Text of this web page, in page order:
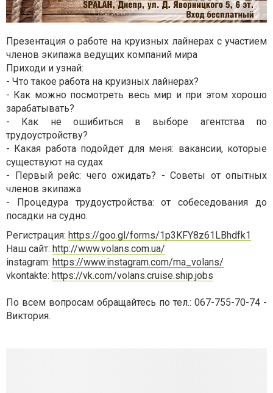
Презентация о работе на круизных лайнерах с участием
членов экипажа ведущих компаний мира
Приходи и узнай:
- Что такое работа на круизных лайнерах?
- Как можно посмотреть весь мир и при этом хорошо
зарабатывать?
- Как не ошибиться в выборе агентства по
трудоустройству?
- Какая работа подойдет для меня: вакансии, которые
существуют на судах
- Первый рейс: чего ожидать? - Советы от опытных
членов экипажа
- Процедура трудоустройства: от собеседования до
посадки на судно.
Регистрация: https://goo.gl/forms/1p3KFY8z61LBhdfk1
Наш сайт: http://www.volans.com.ua/
instagram: https://www.instagram.com/ma_volans/
vkontakte: https://vk.com/volans.cruise.ship.jobs
По всем вопросам обращайтесь по тел.: 067-755-70-74 -
Виктория.